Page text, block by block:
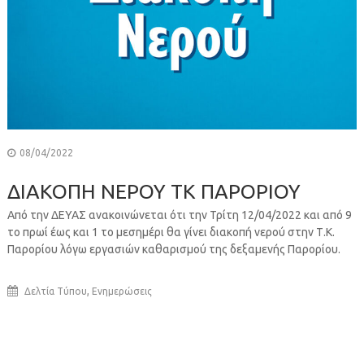
08/04/2022
ΔΙΑΚΟΠΗ ΝΕΡΟΥ ΤΚ ΠΑΡΟΡΙΟΥ
Από την ΔΕΥΑΣ ανακοινώνεται ότι την Τρίτη 12/04/2022 και από 9
το πρωί έως και 1 το μεσημέρι θα γίνει διακοπή νερού στην Τ.Κ.
Παρορίου λόγω εργασιών καθαρισμού της δεξαμενής Παρορίου.
Δελτία Τύπου, Ενημερώσεις